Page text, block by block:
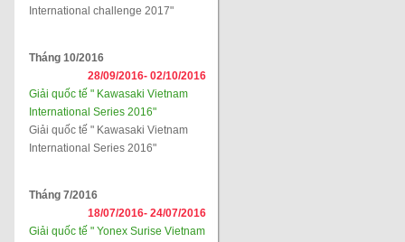
International challenge 2017"
Tháng 10/2016
28/09/2016- 02/10/2016
Giải quốc tế " Kawasaki Vietnam
International Series 2016"
Giải quốc tế " Kawasaki Vietnam
International Series 2016"
Tháng 7/2016
18/07/2016- 24/07/2016
Giải quốc tế " Yonex Surise Vietnam